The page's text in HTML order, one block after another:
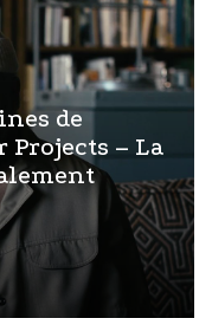
de
Projects – La